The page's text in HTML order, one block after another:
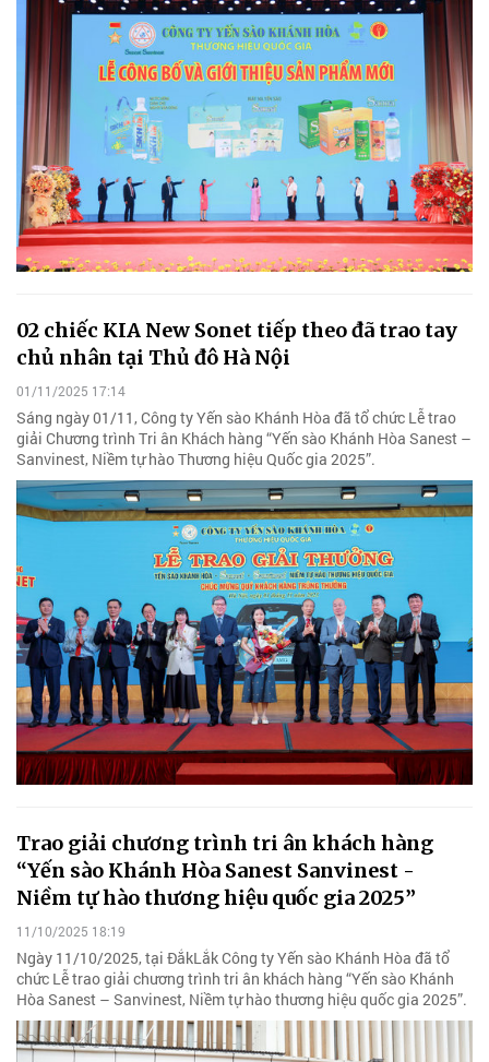
02 chiếc KIA New Sonet tiếp theo đã trao tay
chủ nhân tại Thủ đô Hà Nội
01/11/2025 17:14
Sáng ngày 01/11, Công ty Yến sào Khánh Hòa đã tổ chức Lễ trao
giải Chương trình Tri ân Khách hàng “Yến sào Khánh Hòa Sanest –
Sanvinest, Niềm tự hào Thương hiệu Quốc gia 2025”.
Trao giải chương trình tri ân khách hàng
“Yến sào Khánh Hòa Sanest Sanvinest -
Niềm tự hào thương hiệu quốc gia 2025”
11/10/2025 18:19
Ngày 11/10/2025, tại ĐắkLắk Công ty Yến sào Khánh Hòa đã tổ
chức Lễ trao giải chương trình tri ân khách hàng “Yến sào Khánh
Hòa Sanest – Sanvinest, Niềm tự hào thương hiệu quốc gia 2025”.